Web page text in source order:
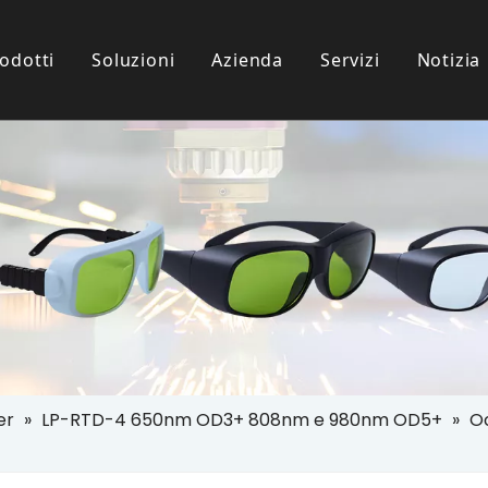
Occhiali Per Uso Paziente
Protezione Laser
Soluzioni Azienda Servizi
Scaricamento
Notizia
» LP-RTD-4 650nm OD3+ 808nm e 980nm OD5+ »